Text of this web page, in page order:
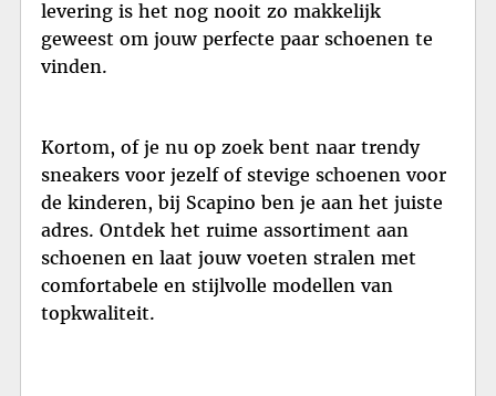
levering is het nog nooit zo makkelijk
geweest om jouw perfecte paar schoenen te
vinden.
Kortom, of je nu op zoek bent naar trendy
sneakers voor jezelf of stevige schoenen voor
de kinderen, bij Scapino ben je aan het juiste
adres. Ontdek het ruime assortiment aan
schoenen en laat jouw voeten stralen met
comfortabele en stijlvolle modellen van
topkwaliteit.